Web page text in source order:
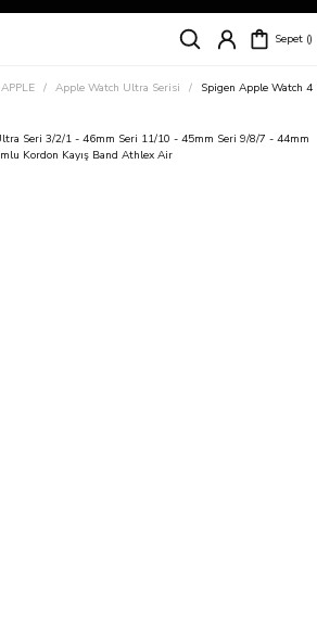
Siparişleriniz
Süper İndirimli Fiyatlar
Sepet
APPLE Apple Watch Ultra Serisi Spigen Apple Watch